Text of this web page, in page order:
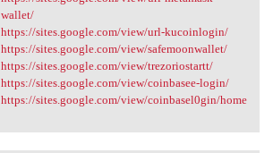
wallet/
https://sites.google.com/view/url-kucoinlogin/
https://sites.google.com/view/safemoonwallet/
https://sites.google.com/view/trezoriostartt/
https://sites.google.com/view/coinbasee-login/
https://sites.google.com/view/coinbasel0gin/home